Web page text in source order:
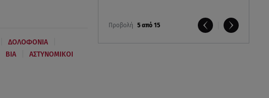
Προβολή 5 από 15
ΔΟΛΟΦΟΝΙΑ
ΒΙΑ ΑΣΤΥΝΟΜΙΚΟΙ